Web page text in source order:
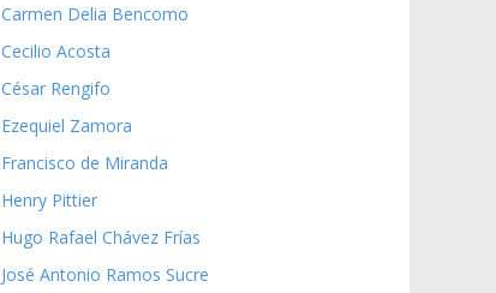
Carmen Delia Bencomo
Cecilio Acosta
César Rengifo
Ezequiel Zamora
Francisco de Miranda
Henry Pittier
Hugo Rafael Chávez Frías
José Antonio Ramos Sucre